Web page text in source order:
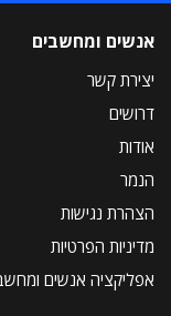
אנשים ומחשבים
יצירת קשר
דרושים
אודות
הנמר
הצהרת נגישות
מדיניות הפרטיות
אפליקציה אנשים